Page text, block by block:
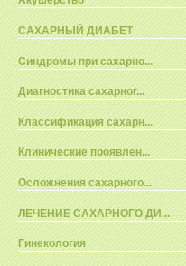
САХАРНЫЙ ДИАБЕТ
Синдромы при сахарно...
Диагностика сахарног...
Классификация сахарн...
Клинические проявлен...
Осложнения сахарного...
ЛЕЧЕНИЕ САХАРНОГО ДИ...
Гинекология